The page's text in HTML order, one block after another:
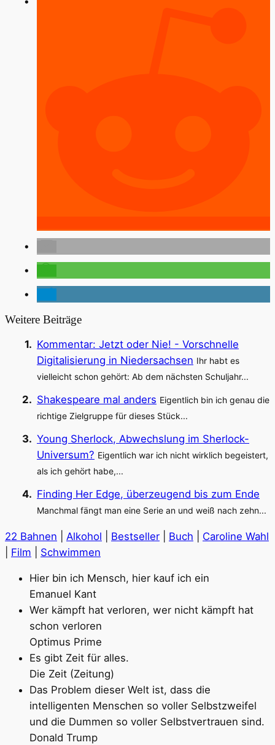
Weitere Beiträge
Kommentar: Jetzt oder Nie! - Vorschnelle
Digitalisierung in Niedersachsen Ihr habt es
vielleicht schon gehört: Ab dem nächsten Schuljahr...
Shakespeare mal anders Eigentlich bin ich genau die
richtige Zielgruppe für dieses Stück...
Young Sherlock, Abwechslung im Sherlock-
Universum? Eigentlich war ich nicht wirklich begeistert,
als ich gehört habe,...
Finding Her Edge, überzeugend bis zum Ende
Manchmal fängt man eine Serie an und weiß nach zehn...
22 Bahnen Alkohol Bestseller Buch
Caroline Wahl
Film Schwimmen
Hier bin ich Mensch, hier kauf ich ein
Emanuel Kant
Wer kämpft hat verloren, wer nicht kämpft hat
schon verloren
Optimus Prime
Es gibt Zeit für alles.
Die Zeit (Zeitung)
Das Problem dieser Welt ist, dass die
intelligenten Menschen so voller Selbstzweifel
und die Dummen so voller Selbstvertrauen sind.
Donald Trump